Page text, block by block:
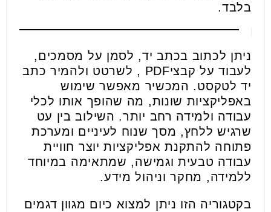
בלבד.
ניתן לכתוב בכתב יד, לסמן על מסמכים,
לעבוד על קבציPDF , לשרטט ולהמיר כתב
יד לטקסט. המכשיר מאפשר שימוש
באפליקציות שונות, מה שהופך אותו לכלי
עבודה ולמידה רחב יותר. השילוב בין עט
שרגיש ללחץ, מסך שנוח לעיניים ומערכת
פתוחה להתקנת אפליקציות יוצר חוויית
עבודה טבעית וגמישה, שמתאימה במיוחד
ללמידה, מחקר וניהול מידע.
בקטגוריה הזו ניתן למצוא כיום מגוון דגמים